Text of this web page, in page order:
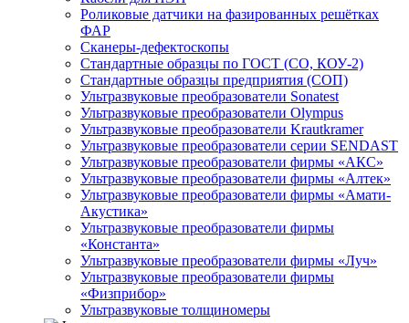
Роликовые датчики на фазированных решётках
ФАР
Сканеры-дефектоскопы
Стандартные образцы по ГОСТ (СО, КОУ-2)
Стандартные образцы предприятия (СОП)
Ультразвуковые преобразователи Sonatest
Ультразвуковые преобразователи Olympus
Ультразвуковые преобразователи Krautkramer
Ультразвуковые преобразователи серии SENDAST
Ультразвуковые преобразователи фирмы «АКС»
Ультразвуковые преобразователи фирмы «Алтек»
Ультразвуковые преобразователи фирмы «Амати-
Акустика»
Ультразвуковые преобразователи фирмы
«Константа»
Ультразвуковые преобразователи фирмы «Луч»
Ультразвуковые преобразователи фирмы
«Физприбор»
Ультразвуковые толщиномеры